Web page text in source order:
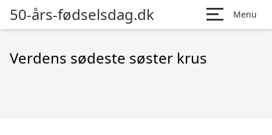
50-års-fødselsdag.dk Menu
Verdens sødeste søster krus